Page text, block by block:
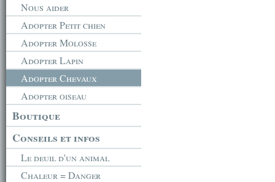
Nous aider
Adopter Petit chien
Adopter Molosse
Adopter Lapin
Adopter Chevaux
Adopter oiseau
Boutique
Conseils et infos
Le deuil d'un animal
Chaleur = Danger